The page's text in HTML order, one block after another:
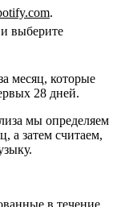
.
и выберите
месяц, которые
28 дней.
мы определяем
а затем считаем,
в течение